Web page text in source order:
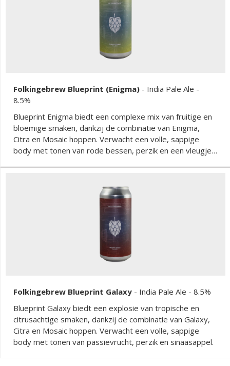
Folkingebrew Blueprint (Enigma) - India Pale Ale -
8.5%
Blueprint Enigma biedt een complexe mix van fruitige en
bloemige smaken, dankzij de combinatie van Enigma,
Citra en Mosaic hoppen. Verwacht een volle, sappige
body met tonen van rode bessen, perzik en een vleugje
verfrissende drinkervaring.
Folkingebrew Blueprint Galaxy - India Pale Ale - 8.5%
Blueprint Galaxy biedt een explosie van tropische en
citrusachtige smaken, dankzij de combinatie van Galaxy,
Citra en Mosaic hoppen. Verwacht een volle, sappige
body met tonen van passievrucht, perzik en sinaasappel.